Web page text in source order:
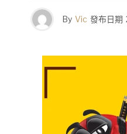
By Vic 發布日期